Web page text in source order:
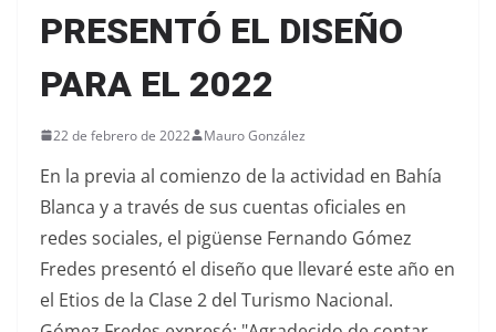
PRESENTÓ EL DISEÑO
PARA EL 2022
22 de febrero de 2022 Mauro González
En la previa al comienzo de la actividad en Bahía
Blanca y a través de sus cuentas oficiales en
redes sociales, el pigüense Fernando Gómez
Fredes presentó el diseño que llevaré este año en
el Etios de la Clase 2 del Turismo Nacional.